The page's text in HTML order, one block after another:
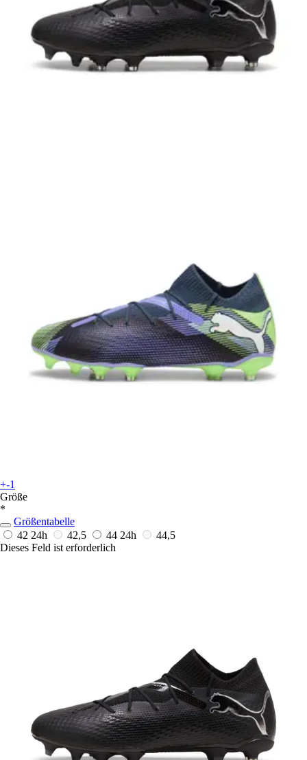
+-1
Größe
*
Größentabelle
42 24h 42,5 44 24h
44,5
Dieses Feld ist erforderlich